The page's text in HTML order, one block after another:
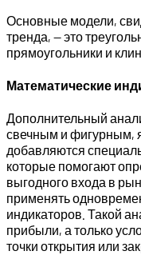
Основные модели,
тренда, — это
прямоугольники и
Математические
Дополнительный
свечным и фигурным,
добавляются
которые помогают
выгодного входа в
применять
индикаторов. Такой
прибыли, а только
точки открытия или